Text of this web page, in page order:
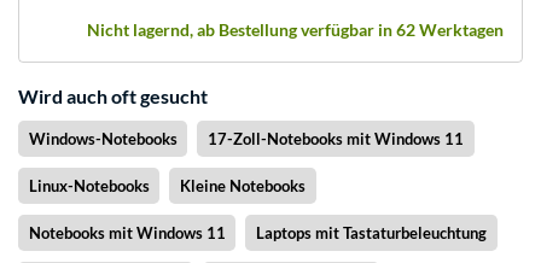
Nicht lagernd, ab Bestellung verfügbar in 62 Werktagen
Wird auch oft gesucht
Windows-Notebooks 17-Zoll-Notebooks mit Windows 11
Linux-Notebooks Kleine Notebooks
Notebooks mit Windows 11 Laptops mit Tastaturbeleuchtung